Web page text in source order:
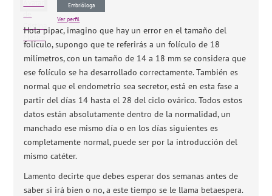
Embrióloga
Ver perfil
Hola pipac, imagino que hay un error en el tamaño del
folículo, supongo que te referirás a un folículo de 18
milímetros, con un tamaño de 14 a 18 mm se considera que
ese folículo se ha desarrollado correctamente. También es
normal que el endometrio sea secretor, está en esta fase a
partir del días 14 hasta el 28 del ciclo ovárico. Todos estos
datos están absolutamente dentro de la normalidad, un
manchado ese mismo día o en los días siguientes es
completamente normal, puede ser por la introducción del
mismo catéter.
Lamento decirte que debes esperar dos semanas antes de
saber si irá bien o no, a este tiempo se le llama betaespera.